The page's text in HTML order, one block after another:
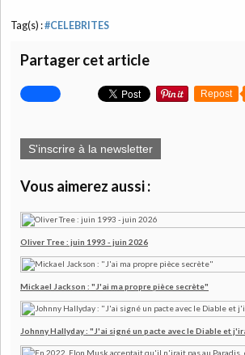
Tag(s) :#CELEBRITES
Partager cet article
Repost
S'inscrire à la newsletter
Vous aimerez aussi :
Oliver Tree : juin 1993 - juin 2026
Mickael Jackson : "J'ai ma propre pièce secrète"
Johnny Hallyday : "J'ai signé un pacte avec le Diable et